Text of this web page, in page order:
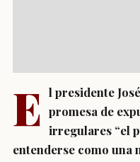
E l presidente
promesa de
irregulares “el
entenderse como una